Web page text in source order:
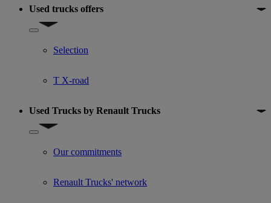
Used trucks offers
Show submenu for Used trucks offers
Selection
T X-road
Used Trucks by Renault Trucks
Show submenu for Used Trucks by Renault Trucks
Our commitments
Renault Trucks' network